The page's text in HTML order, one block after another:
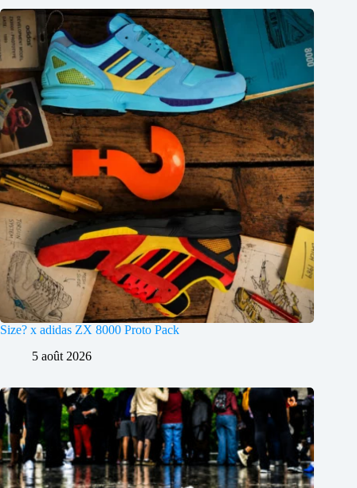
Size? x adidas ZX 8000 Proto Pack
5 août 2026